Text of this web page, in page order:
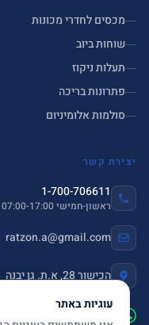
עוגיות באתר
מכסים לחדרי מכונות
שוחות ביוב
תעלות ניקוז
פתרונות בריכה
סולמות אלומיניום
יצירת קשר
1-700-706611
ראשון-חמישי 07:00-17:00
ratzon.a@gmail.com
הכישור 28, א.ת. גן יבנה